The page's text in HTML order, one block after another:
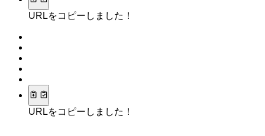
URLをコピーしました！
URLをコピーしました！